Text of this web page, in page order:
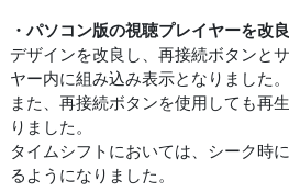
・パソコン版の視聴プレイヤーを改
デザインを改良し、再接続ボタンと
ヤー内に組み込み表示となりました。
また、再接続ボタンを使用しても再
りました。
タイムシフトにおいては、シーク時
るようになりました。